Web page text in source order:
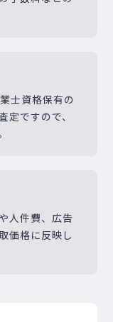
士資格保有の
定ですので、
人件費、広告
価格に反映し